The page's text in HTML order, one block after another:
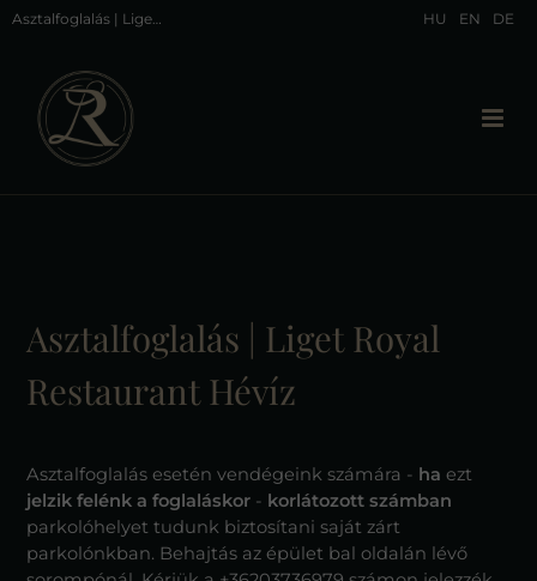
Asztalfoglalás | Liget Royal Restaurant Hévíz HU EN DE
Asztalfoglalás | Liget Royal
Restaurant Hévíz
Asztalfoglalás esetén vendégeink számára - ha ezt
jelzik felénk a foglaláskor - korlátozott számban
parkolóhelyet tudunk biztosítani saját zárt
parkolónkban. Behajtás az épület bal oldalán lévő